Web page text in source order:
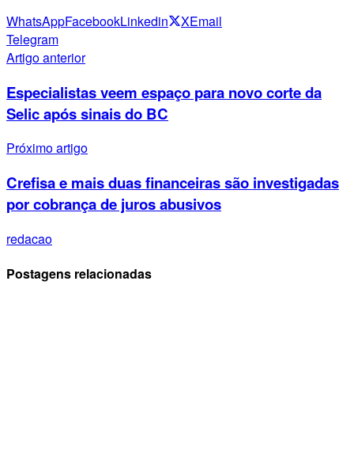
WhatsAppFacebookLinkedin XEmail
Telegram
Artigo anterior
Especialistas veem espaço para novo corte da
Selic após sinais do BC
Próximo artigo
Crefisa e mais duas financeiras são investigadas
por cobrança de juros abusivos
redacao
Postagens relacionadas